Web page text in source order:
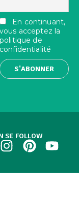
En continuant,
vous acceptez la
politique de
confidentialité
SE FOLLOW